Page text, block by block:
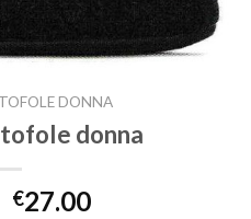
DONNA
donna
€27.00